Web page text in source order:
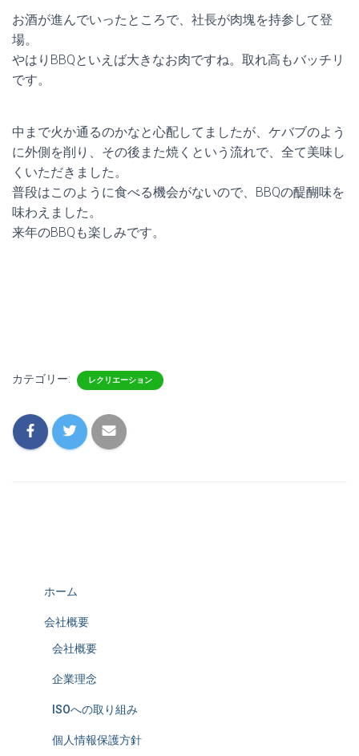
お酒が進んでいったところで、社長が肉塊を持参して登
場。
やはりBBQといえば大きなお肉ですね。取れ高もバッチリ
です。
中まで火か通るのかなと心配してましたが、ケバブのよう
に外側を削り、その後また焼くという流れで、全て美味し
くいただきました。
普段はこのように食べる機会がないので、BBQの醍醐味を
味わえました。
来年のBBQも楽しみです。
カテゴリー: レクリエーション
ホーム
会社概要
会社概要
企業理念
ISOへの取り組み
個人情報保護方針